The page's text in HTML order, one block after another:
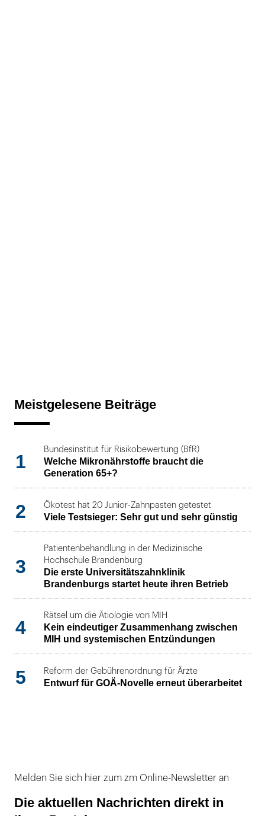
Meistgelesene Beiträge
1
Bundesinstitut für Risikobewertung (BfR)
Welche Mikronährstoffe braucht die
Generation 65+?
2 Ökotest hat 20 Junior-Zahnpasten getestet
Viele Testsieger: Sehr gut und sehr günstig
3
Patientenbehandlung in der Medizinische
Hochschule Brandenburg
Die erste Universitätszahnklinik
Brandenburgs startet heute ihren Betrieb
4
Rätsel um die Ätiologie von MIH
Kein eindeutiger Zusammenhang zwischen
MIH und systemischen Entzündungen
5 Reform der Gebührenordnung für Ärzte
Entwurf für GOÄ-Novelle erneut überarbeitet
Melden Sie sich hier zum zm Online-Newsletter an
Die aktuellen Nachrichten direkt in